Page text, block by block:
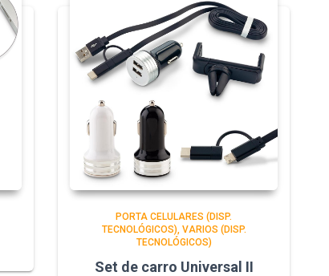
PORTA CELULARES (DISP.
TECNOLÓGICOS) VARIOS (DISP.
TECNOLÓGICOS)
Set de carro Universal II